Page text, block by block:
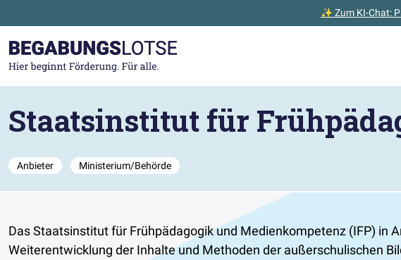
✨ Zum KI-Chat:
Zur Startseite gehen
Staatsinstitut für
Anbieter Ministerium/Behörde
Das Staatsinstitut für Frühpädagogik und Medienkompetenz (IFP) in
Weiterentwicklung der Inhalte und Methoden der außerschulischen